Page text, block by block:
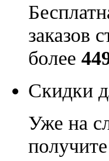
заказов
более
Скидки
Уже на